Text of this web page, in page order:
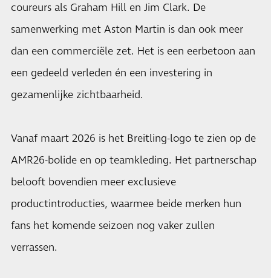
coureurs als Graham Hill en Jim Clark. De
samenwerking met Aston Martin is dan ook meer
dan een commerciële zet. Het is een eerbetoon aan
een gedeeld verleden én een investering in
gezamenlijke zichtbaarheid.
Vanaf maart 2026 is het Breitling-logo te zien op de
AMR26-bolide en op teamkleding. Het partnerschap
belooft bovendien meer exclusieve
productintroducties, waarmee beide merken hun
fans het komende seizoen nog vaker zullen
verrassen.